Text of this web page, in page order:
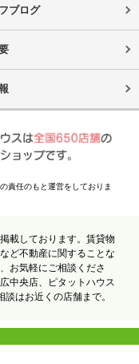
ブログ
責任のもと運営をしておりま
載しております。賃貸物
ど不動産に関することな
お気軽にご相談くださ
中央店、ピタットハウス
はお近くの店舗まで。